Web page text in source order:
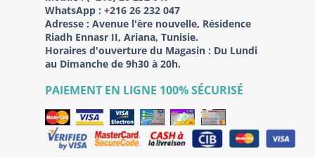
WhatsApp : +216 26 232 047
Adresse : Avenue l'ère nouvelle, Résidence
Riadh Ennasr II, Ariana, Tunisie.
Horaires d'ouverture du Magasin : Du Lundi
au Dimanche de 9h30 à 20h.
PAIEMENT EN LIGNE 100% SÉCURISÉ